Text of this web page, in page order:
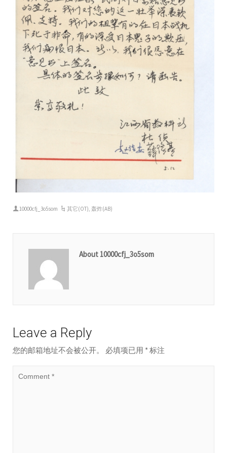
10000cfj_3o5som 其它(OT), 轰炸(AB)
About 10000cfj_3o5som
Leave a Reply
您的邮箱地址不会被公开。 必填项已用 *标注